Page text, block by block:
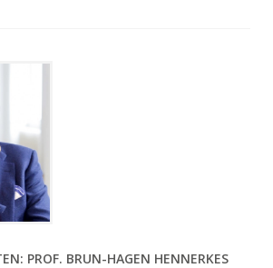
PROF. BRUN-HAGEN HENNERKES